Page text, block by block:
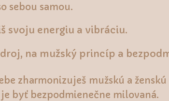
sebou samou.
svoju energiu a vibráciu.
na mužský princíp a
zharmonizuješ mužskú a
byť bezpodmienečne milovaná.